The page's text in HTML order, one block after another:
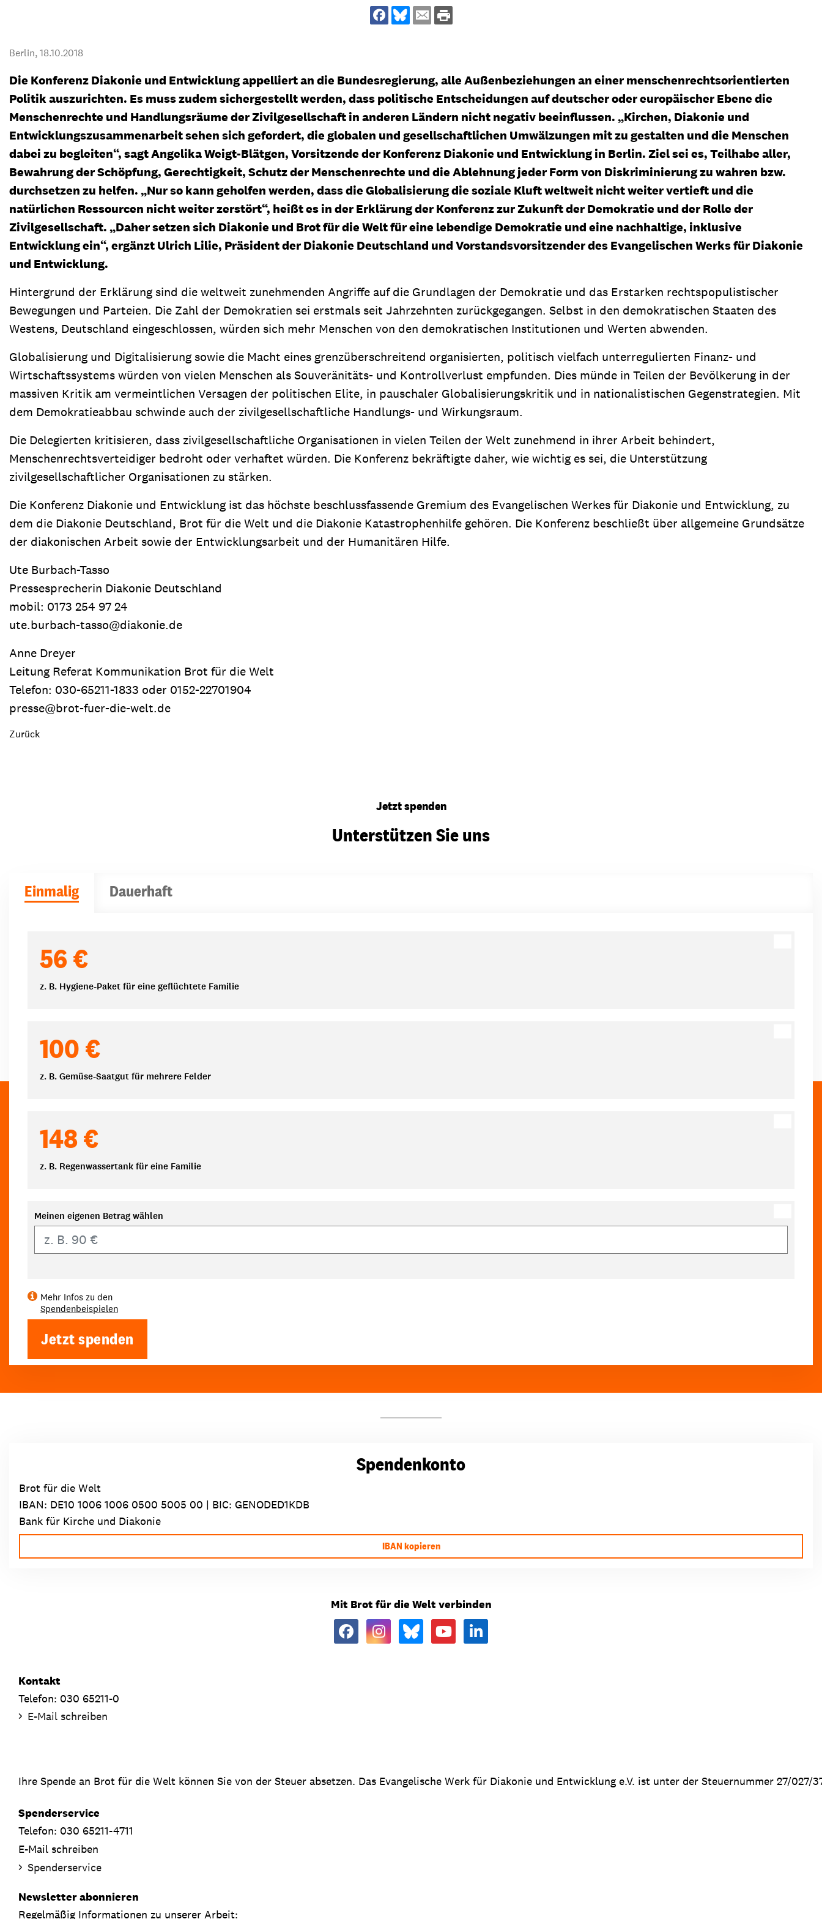
Entwicklungszusammenarbeit
Zivilgesellschaft
Alle Themen
Sie brauchen Materialien?
Entdecken Sie unsere zahlreichen Publikationen & Materialien:
Gemeindematerial Fachpublikationen
Bildungsmaterial Projektmaterial
Einsatz der Spendengelder
Sie brauchen Materialien?
Entdecken Sie unsere zahlreichen Publikationen & Materialien:
Gemeindematerial Fachpublikationen
Bildungsmaterial Projektmaterial
Berlin,18.10.2018
Die Konferenz Diakonie und Entwicklung appelliert an die Bundesregierung, alle Außenbeziehungen an einer menschenrechtsorientierten
Politik auszurichten. Es muss zudem sichergestellt werden, dass politische Entscheidungen auf deutscher oder europäischer Ebene die
Menschenrechte und Handlungsräume der Zivilgesellschaft in anderen Ländern nicht negativ beeinflussen. „Kirchen, Diakonie und
Entwicklungszusammenarbeit sehen sich gefordert, die globalen und gesellschaftlichen Umwälzungen mit zu gestalten und die Menschen
dabei zu begleiten“, sagt Angelika Weigt-Blätgen, Vorsitzende der Konferenz Diakonie und Entwicklung in Berlin. Ziel sei es, Teilhabe aller,
Bewahrung der Schöpfung, Gerechtigkeit, Schutz der Menschenrechte und die Ablehnung jeder Form von Diskriminierung zu wahren bzw.
durchsetzen zu helfen. „Nur so kann geholfen werden, dass die Globalisierung die soziale Kluft weltweit nicht weiter vertieft und die
natürlichen Ressourcen nicht weiter zerstört“, heißt es in der Erklärung der Konferenz zur Zukunft der Demokratie und der Rolle der
Zivilgesellschaft. „Daher setzen sich Diakonie und Brot für die Welt für eine lebendige Demokratie und eine nachhaltige, inklusive
Entwicklung ein“, ergänzt Ulrich Lilie, Präsident der Diakonie Deutschland und Vorstandsvorsitzender des Evangelischen Werks für Diakonie
und Entwicklung.
Hintergrund der Erklärung sind die weltweit zunehmenden Angriffe auf die Grundlagen der Demokratie und das Erstarken rechtspopulistischer
Bewegungen und Parteien. Die Zahl der Demokratien sei erstmals seit Jahrzehnten zurückgegangen. Selbst in den demokratischen Staaten des
Westens, Deutschland eingeschlossen, würden sich mehr Menschen von den demokratischen Institutionen und Werten abwenden.
Globalisierung und Digitalisierung sowie die Macht eines grenzüberschreitend organisierten, politisch vielfach unterregulierten Finanz- und
Wirtschaftssystems würden von vielen Menschen als Souveränitäts- und Kontrollverlust empfunden. Dies münde in Teilen der Bevölkerung in der
massiven Kritik am vermeintlichen Versagen der politischen Elite, in pauschaler Globalisierungskritik und in nationalistischen Gegenstrategien. Mit
dem Demokratieabbau schwinde auch der zivilgesellschaftliche Handlungs- und Wirkungsraum.
Die Delegierten kritisieren, dass zivilgesellschaftliche Organisationen in vielen Teilen der Welt zunehmend in ihrer Arbeit behindert,
Menschenrechtsverteidiger bedroht oder verhaftet würden. Die Konferenz bekräftigte daher, wie wichtig es sei, die Unterstützung
zivilgesellschaftlicher Organisationen zu stärken.
Die Konferenz Diakonie und Entwicklung ist das höchste beschlussfassende Gremium des Evangelischen Werkes für Diakonie und Entwicklung, zu
dem die Diakonie Deutschland, Brot für die Welt und die Diakonie Katastrophenhilfe gehören. Die Konferenz beschließt über allgemeine Grundsätze
der diakonischen Arbeit sowie der Entwicklungsarbeit und der Humanitären Hilfe.
Ute Burbach-Tasso
Pressesprecherin Diakonie Deutschland
mobil: 0173 254 97 24
ute.burbach-tasso@diakonie.de
Anne Dreyer
Leitung Referat Kommunikation Brot für die Welt
Telefon: 030-65211-1833 oder 0152-22701904
presse@brot-fuer-die-welt.de
Zurück
Jetzt spenden
Unterstützen Sie uns
Einmalig Dauerhaft
56 €
z. B. Hygiene-Paket für eine geflüchtete Familie
100 €
z. B. Gemüse-Saatgut für mehrere Felder
148 €
z. B. Regenwassertank für eine Familie
Meinen eigenen Betrag wählen
Mehr Infos zu den
Spendenbeispielen
Jetzt spenden
Spendenkonto
Brot für die Welt
IBAN: DE10 1006 1006 0500 5005 00 | BIC: GENODED1KDB
Bank für Kirche und Diakonie
IBAN kopieren
Mit Brot für die Welt verbinden
Kontakt
Telefon: 030 65211-0
E-Mail schreiben
Ihre Spende an Brot für die Welt können Sie von der Steuer absetzen. Das Evangelische Werk für Diakonie und Entwicklung e.V. ist unter der Steuernummer 27/
Spenderservice
Telefon: 030 65211-4711
E-Mail schreiben
Spenderservice
Newsletter abonnieren
Regelmäßig Informationen zu unserer Arbeit: